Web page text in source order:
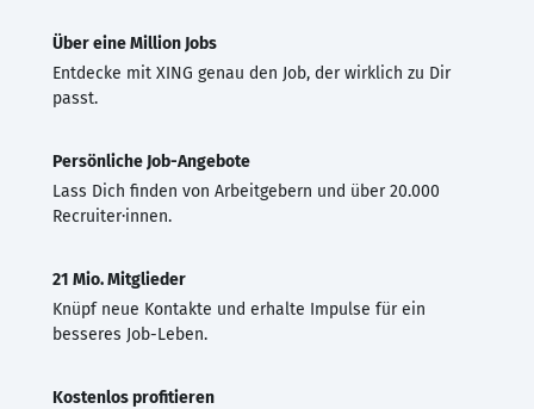
Über eine Million Jobs
Entdecke mit XING genau den Job, der wirklich zu Dir
passt.
Persönliche Job-Angebote
Lass Dich finden von Arbeitgebern und über 20.000
Recruiter·innen.
21 Mio. Mitglieder
Knüpf neue Kontakte und erhalte Impulse für ein
besseres Job-Leben.
Kostenlos profitieren